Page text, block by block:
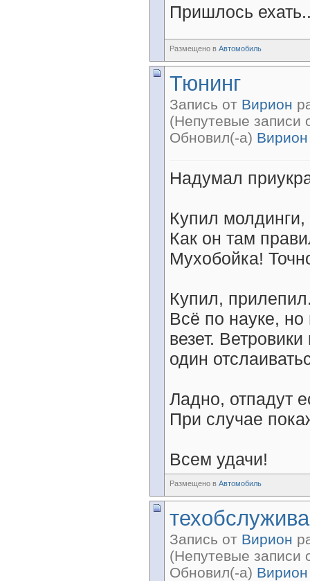
Пришлось
Размещено в Автомобиль
Тюнинг
Запись от Вирион
(Непутевые записи
Обновил(-а) Вирион
Надумал
Купил молдинги,
Как он там
Мухобойка!
Купил,
Всё по науке,
везет.
один
Ладно, отпадут
При случае
Всем удачи!
Размещено в Автомобиль
Запись от Вирион
(Непутевые записи
Обновил(-а) Вирион